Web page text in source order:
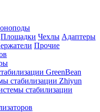
Площадки Чехлы Адаптеры
Прочие
GreenBean
стабилизации Zhiyun
стабилизации